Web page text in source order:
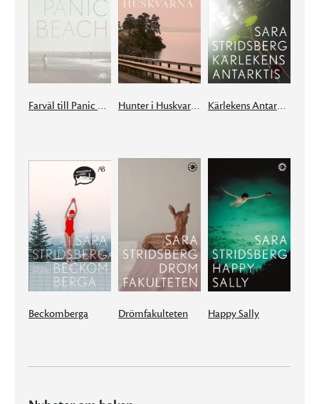
Farväl till Panic Beach Hunter i Huskvarna Kärlekens Antarktis
Beckomberga Drömfakulteten Happy Sally